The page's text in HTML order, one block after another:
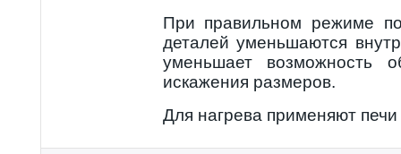
При правильном режиме
деталей уменьшаются
уменьшает возможность
искажения размеров.
Для нагрева применяют печи